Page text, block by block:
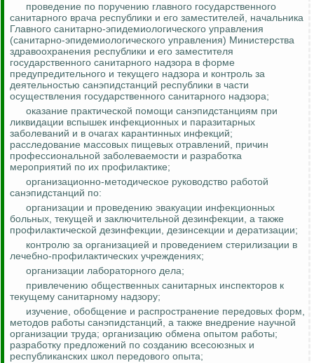
проведение по поручению главного государственного
санитарного врача республики и его заместителей, начальника
Главного санитарно-эпидемиологического управления
(санитарно-эпидемиологического управления) Министерства
здравоохранения республики и его заместителя
государственного санитарного надзора в форме
предупредительного и текущего надзора и контроль за
деятельностью санэпидстанций республики в части
осуществления государственного санитарного надзора;
оказание практической помощи санэпидстанциям при
ликвидации вспышек инфекционных и паразитарных
заболеваний и в очагах карантинных инфекций;
расследование массовых пищевых отравлений, причин
профессиональной заболеваемости и разработка
мероприятий по их профилактике;
организационно-методическое руководство работой
санэпидстанций по:
организации и проведению эвакуации инфекционных
больных, текущей и заключительной дезинфекции, а также
профилактической дезинфекции, дезинсекции и дератизации;
контролю за организацией и проведением стерилизации в
лечебно-профилактических учреждениях;
организации лабораторного дела;
привлечению общественных санитарных инспекторов к
текущему санитарному надзору;
изучение, обобщение и распространение передовых форм,
методов работы санэпидстанций, а также внедрение научной
организации труда; организацию обмена опытом работы;
разработку предложений по созданию всесоюзных и
республиканских школ передового опыта;